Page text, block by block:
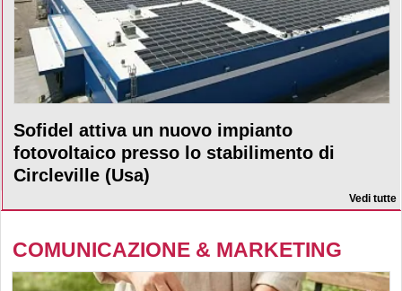
Sofidel attiva un nuovo impianto
fotovoltaico presso lo stabilimento di
Circleville (Usa)
Vedi tutte
COMUNICAZIONE & MARKETING